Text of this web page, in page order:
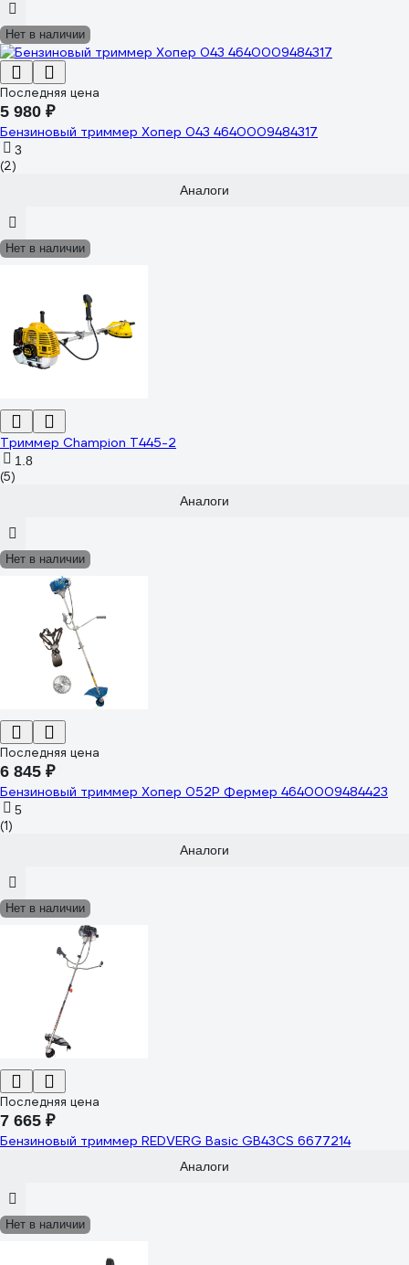
Нет в наличии
Последняя цена
5 980 ₽
Бензиновый триммер Хопер 043 4640009484317
3
(2)
Аналоги
Нет в наличии
Триммер Champion T445-2
1.8
(5)
Аналоги
Нет в наличии
Последняя цена
6 845 ₽
Бензиновый триммер Хопер 052Р Фермер 4640009484423
5
(1)
Аналоги
Нет в наличии
Последняя цена
7 665 ₽
Бензиновый триммер REDVERG Basic GB43CS 6677214
Аналоги
Нет в наличии